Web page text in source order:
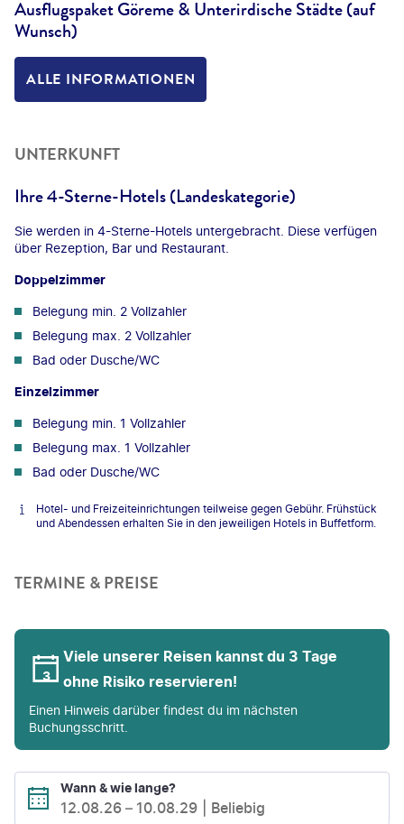
Ausflugspaket Göreme & Unterirdische Städte (auf
Wunsch)
ALLE INFORMATIONEN
UNTERKUNFT
Ihre 4-Sterne-Hotels (Landeskategorie)
Sie werden in 4-Sterne-Hotels untergebracht. Diese verfügen
über Rezeption, Bar und Restaurant.
Doppelzimmer
Belegung min. 2 Vollzahler
Belegung max. 2 Vollzahler
Bad oder Dusche/WC
Einzelzimmer
Belegung min. 1 Vollzahler
Belegung max. 1 Vollzahler
Bad oder Dusche/WC
Hotel- und Freizeiteinrichtungen teilweise gegen Gebühr. Frühstück
und Abendessen erhalten Sie in den jeweiligen Hotels in Buffetform.
TERMINE & PREISE
Viele unserer Reisen kannst du 3 Tage
ohne Risiko reservieren!
Einen Hinweis darüber findest du im nächsten
Buchungsschritt.
Wann & wie lange?
12.08.26 – 10.08.29 Beliebig